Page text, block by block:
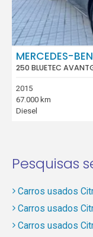
MERCEDES-
250 BLUETEC
2015
67.000 km
Diesel
Pesquisas
Carros usados
Carros usados
Carros usados